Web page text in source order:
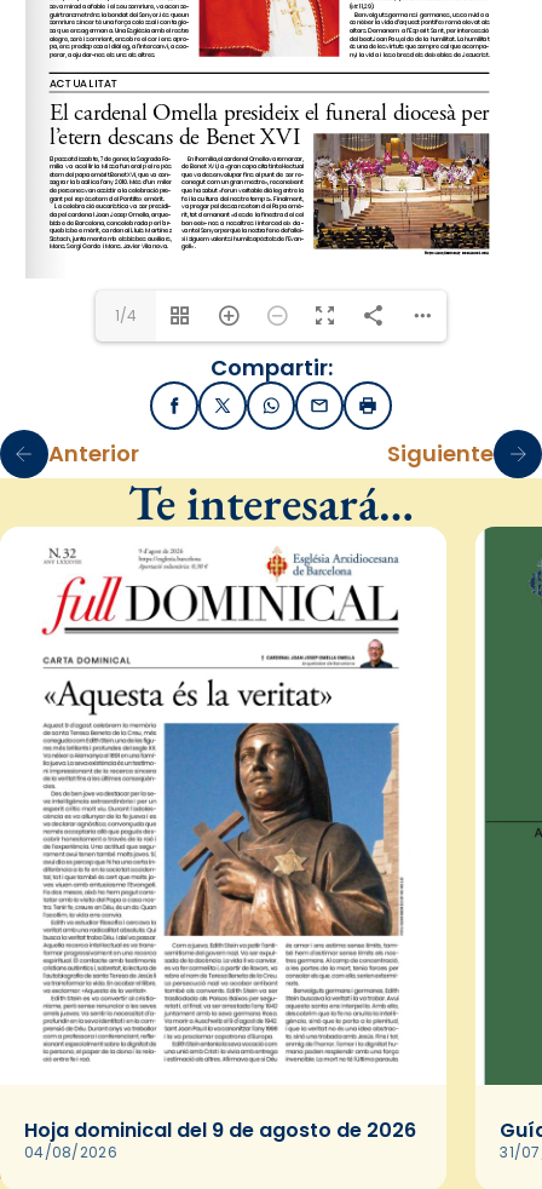
1/4
Compartir:
FacebookX / TwitterWhatsApp
EmailImprimir
Anterior Siguiente
Te interesará…
Hoja dominical del 9 de agosto de 2026
04/08/2026 31/